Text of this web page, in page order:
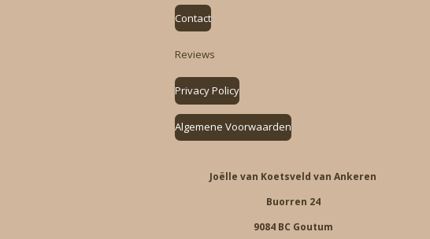
Contact
Reviews
Privacy Policy
Algemene Voorwaarden
Joëlle van Koetsveld van Ankeren
Buorren 24
9084 BC Goutum